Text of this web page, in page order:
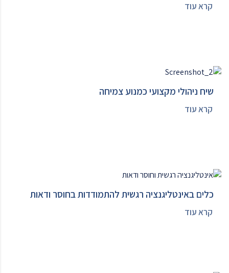
קרא עוד
שיח ניהולי מקצועי כמנוע צמיחה
קרא עוד
כלים באינטליגנציה רגשית להתמודדות בחוסר ודאות
קרא עוד